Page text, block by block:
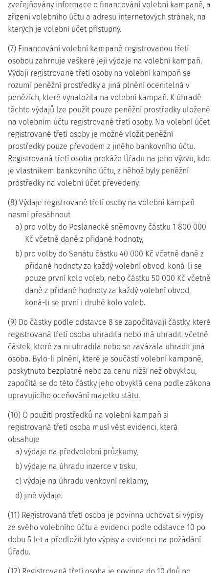
zveřejňovány informace o financování volební kampaně, a
zřízení volebního účtu a adresu internetových stránek, na
kterých je volební účet přístupný.
(7) Financování volební kampaně registrovanou třetí
osobou zahrnuje veškeré její výdaje na volební kampaň.
Výdaji registrované třetí osoby na volební kampaň se
rozumí peněžní prostředky a jiná plnění ocenitelná v
penězích, které vynaložila na volební kampaň. K úhradě
těchto výdajů lze použít pouze peněžní prostředky uložené
na volebním účtu registrované třetí osoby. Na volební účet
registrované třetí osoby je možné vložit peněžní
prostředky pouze převodem z jiného bankovního účtu.
Registrovaná třetí osoba prokáže Úřadu na jeho výzvu, kdo
je vlastníkem bankovního účtu, z něhož byly peněžní
prostředky na volební účet převedeny.
(8) Výdaje registrované třetí osoby na volební kampaň
nesmí přesáhnout
a) pro volby do Poslanecké sněmovny částku 1 800 000
Kč včetně daně z přidané hodnoty,
b) pro volby do Senátu částku 40 000 Kč včetně daně z
přidané hodnoty za každý volební obvod, koná-li se
pouze první kolo voleb, nebo částku 50 000 Kč včetně
daně z přidané hodnoty za každý volební obvod,
koná-li se první i druhé kolo voleb.
(9) Do částky podle odstavce 8 se započítávají částky, které
registrovaná třetí osoba uhradila nebo má uhradit, včetně
částek, které za ni uhradila nebo se zavázala uhradit jiná
osoba. Bylo-li plnění, které je součástí volební kampaně,
poskytnuto bezplatně nebo za cenu nižší než obvyklou,
započítá se do této částky jeho obvyklá cena podle zákona
upravujícího oceňování majetku státu.
(10) O použití prostředků na volební kampaň si
registrovaná třetí osoba musí vést evidenci, která
obsahuje
a) výdaje na předvolební průzkumy,
b) výdaje na úhradu inzerce v tisku,
c) výdaje na úhradu venkovní reklamy,
d) jiné výdaje.
(11) Registrovaná třetí osoba je povinna uchovat si výpisy
ze svého volebního účtu a evidenci podle odstavce 10 po
dobu 5 let a předložit tyto výpisy a evidenci na požádání
Úřadu.